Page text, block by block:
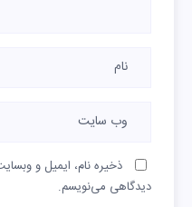
ذخیره نام، ایمیل و
دیدگاهی می‌نویسم.